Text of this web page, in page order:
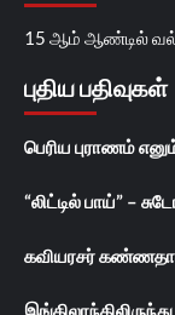
15 ஆம் ஆண்டில்
புதிய பதிவுகள்
பெரிய புராணம்
“லிட்டில் பாய்” –
கவியரசர்